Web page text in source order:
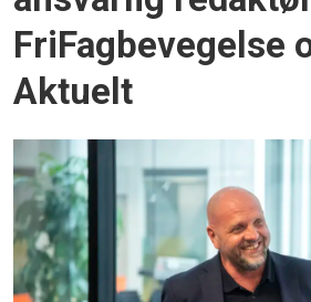
FriFagbevegelse
Aktuelt